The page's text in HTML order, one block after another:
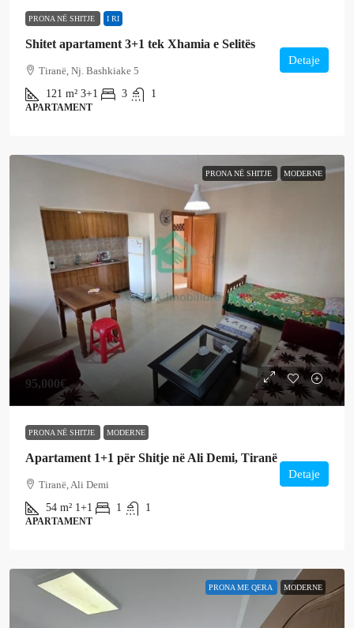
PRONA NË SHITJE I RI
Shitet apartament 3+1 tek Xhamia e Selitës
Tiranë, Nj. Bashkiake 5
121 m² 3+1 3 1
APARTAMENT
Detaje
PRONA NË SHITJE MODERNE
95,000€
PRONA NË SHITJE MODERNE
Apartament 1+1 për Shitje në Ali Demi, Tiranë
Tiranë, Ali Demi
54 m² 1+1 1 1
APARTAMENT
Detaje
PRONA ME QERA MODERNE